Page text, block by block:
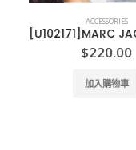
ACCESSORIES
220.00
加入購物車